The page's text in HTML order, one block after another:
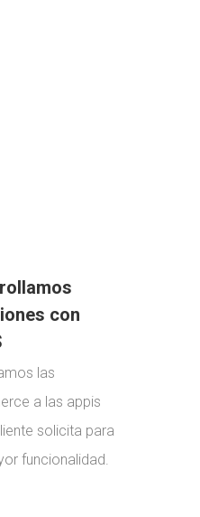
con
las
a las appis
solicita para
funcionalidad.